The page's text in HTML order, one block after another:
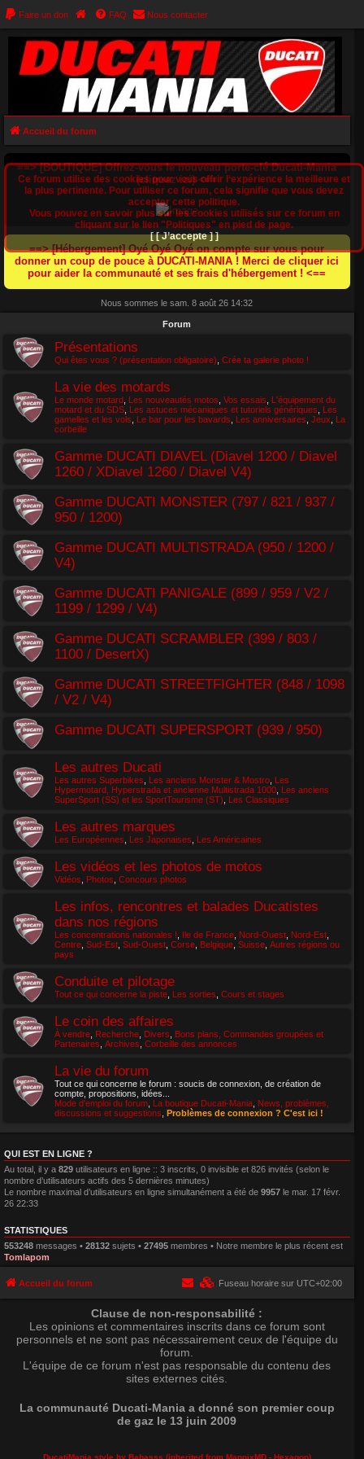
Faire un don FAQ Nous contacter
Accueil du forum
==> [BOUTIQUE] Offrez-vous le nouveau porte-clé Ducati-Mania
(cliquez ici) <==
==> [Hébergement] Oyé Oyé Oyé on compte sur vous pour
donner un coup de pouce à DUCATI-MANIA ! Merci de cliquer ici
pour aider la communauté et ses frais d'hébergement ! <==
Nous sommes le sam. 8 août 26 14:32
Forum
Présentations
Qui êtes vous ? (présentation obligatoire) Crée ta galerie photo !
La vie des motards
Le monde motard Les nouveautés motos Vos essais
L'équipement du
motard et du SDS Les astuces mécaniques et tutoriels génériques
Les
gamelles et les vols
Le bar pour les bavards Les anniversaires Jeux
La
corbeille
Gamme DUCATI DIAVEL (Diavel 1200 / Diavel
1260 / XDiavel 1260 / Diavel V4)
Gamme DUCATI MONSTER (797 / 821 / 937 /
950 / 1200)
Gamme DUCATI MULTISTRADA (950 / 1200 /
V4)
Gamme DUCATI PANIGALE (899 / 959 / V2 /
1199 / 1299 / V4)
Gamme DUCATI SCRAMBLER (399 / 803 /
1100 / DesertX)
Gamme DUCATI STREETFIGHTER (848 / 1098
/ V2 / V4)
Gamme DUCATI SUPERSPORT (939 / 950)
Les autres Ducati
Les autres Superbikes Les anciens Monster & Mostro Les
Hypermotard, Hyperstrada et ancienne Multistrada 1000 Les anciens
SuperSport (SS) et les SportTourisme (ST)
Les Classiques
Les autres marques
Les Européennes Les Japonaises Les Américaines
Les vidéos et les photos de motos
Vidéos Photos Concours photos
Les infos, rencontres et balades Ducatistes
dans nos régions
Les concentrations nationales ! Ile de France Nord-Ouest Nord-Est
Centre Sud-Est Sud-Ouest Corse Belgique Suisse Autres régions ou
pays
Conduite et pilotage
Tout ce qui concerne la piste Les sorties Cours et stages
Le coin des affaires
À vendre Recherche Divers
Bons plans, Commandes groupées et
Partenaires Archives Corbeille des annonces
La vie du forum
Tout ce qui concerne le forum : soucis de connexion, de création de
compte, propositions, idées...
Mode d'emploi du forum La boutique Ducati-Mania News, problèmes,
discussions et suggestions Problèmes de connexion ? C'est ici !
QUI EST EN LIGNE ?
Au total, il y a 829 utilisateurs en ligne :: 3 inscrits, 0 invisible et 826 invités (selon le
nombre d’utilisateurs actifs des 5 dernières minutes)
Le nombre maximal d’utilisateurs en ligne simultanément a été de 9957 le mar. 17 févr.
26 22:33
STATISTIQUES
553248 messages • 28132 sujets • 27495 membres • Notre membre le plus récent est
Tomlapom
Ce forum utilise des cookies pour vous offrir l‘expérience la meilleure et
la plus pertinente. Pour utiliser ce forum, cela signifie que vous devez
accepter cette politique.
Vous pouvez en savoir plus sur les cookies utilisés sur ce forum en
cliquant sur le lien "Politiques" en pied de page.
[ [ J’accepte ] ]
Accueil du forum Fuseau horaire sur UTC+02:00
Clause de non-responsabilité :
Les opinions et commentaires inscrits dans ce forum sont
personnels et ne sont pas nécessairement ceux de l'équipe du
forum.
L'équipe de ce forum n'est pas responsable du contenu des
sites externes cités.
La communauté Ducati-Mania a donné son premier coup
de gaz le 13 juin 2009